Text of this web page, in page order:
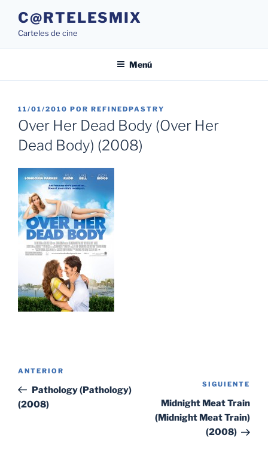
contenido
C@RTELESMIX
Carteles de cine
Menú
PUBLICADO
EL
11/01/2010 POR REFINEDPASTRY
Over Her Dead Body (Over Her
Dead Body) (2008)
entradas
Entrada
anterior:
ANTERIOR
Pathology (Pathology)
(2008)
SIGUIENTE
Midnight Meat Train
(Midnight Meat Train)
(2008)